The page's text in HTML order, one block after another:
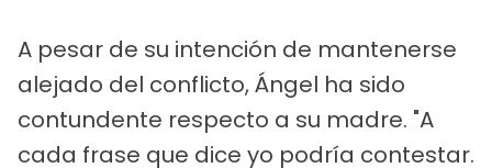
A pesar de su intención de mantenerse
alejado del conflicto, Ángel ha sido
contundente respecto a su madre. "A
cada frase que dice yo podría contestar.